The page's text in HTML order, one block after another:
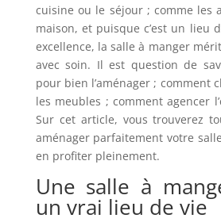
cuisine ou le séjour ; comme les
maison, et puisque c’est un lieu
excellence, la salle à manger
avec soin. Il est question de
pour bien l’aménager ; comment
les meubles ; comment agencer
Sur cet article, vous trouverez
aménager parfaitement votre
en profiter pleinement.
Une salle à
un vrai lieu de vie